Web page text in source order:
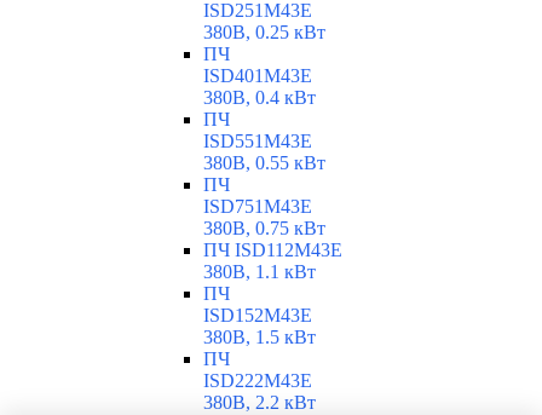
ISD251M43E
380В, 0.25 кВт
ПЧ
ISD401M43E
380В, 0.4 кВт
ПЧ
ISD551M43E
380В, 0.55 кВт
ПЧ
ISD751M43E
380В, 0.75 кВт
ПЧ ISD112M43E
380В, 1.1 кВт
ПЧ
ISD152M43E
380В, 1.5 кВт
ПЧ
ISD222M43E
380В, 2.2 кВт